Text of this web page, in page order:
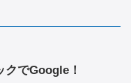
クでGoogle！